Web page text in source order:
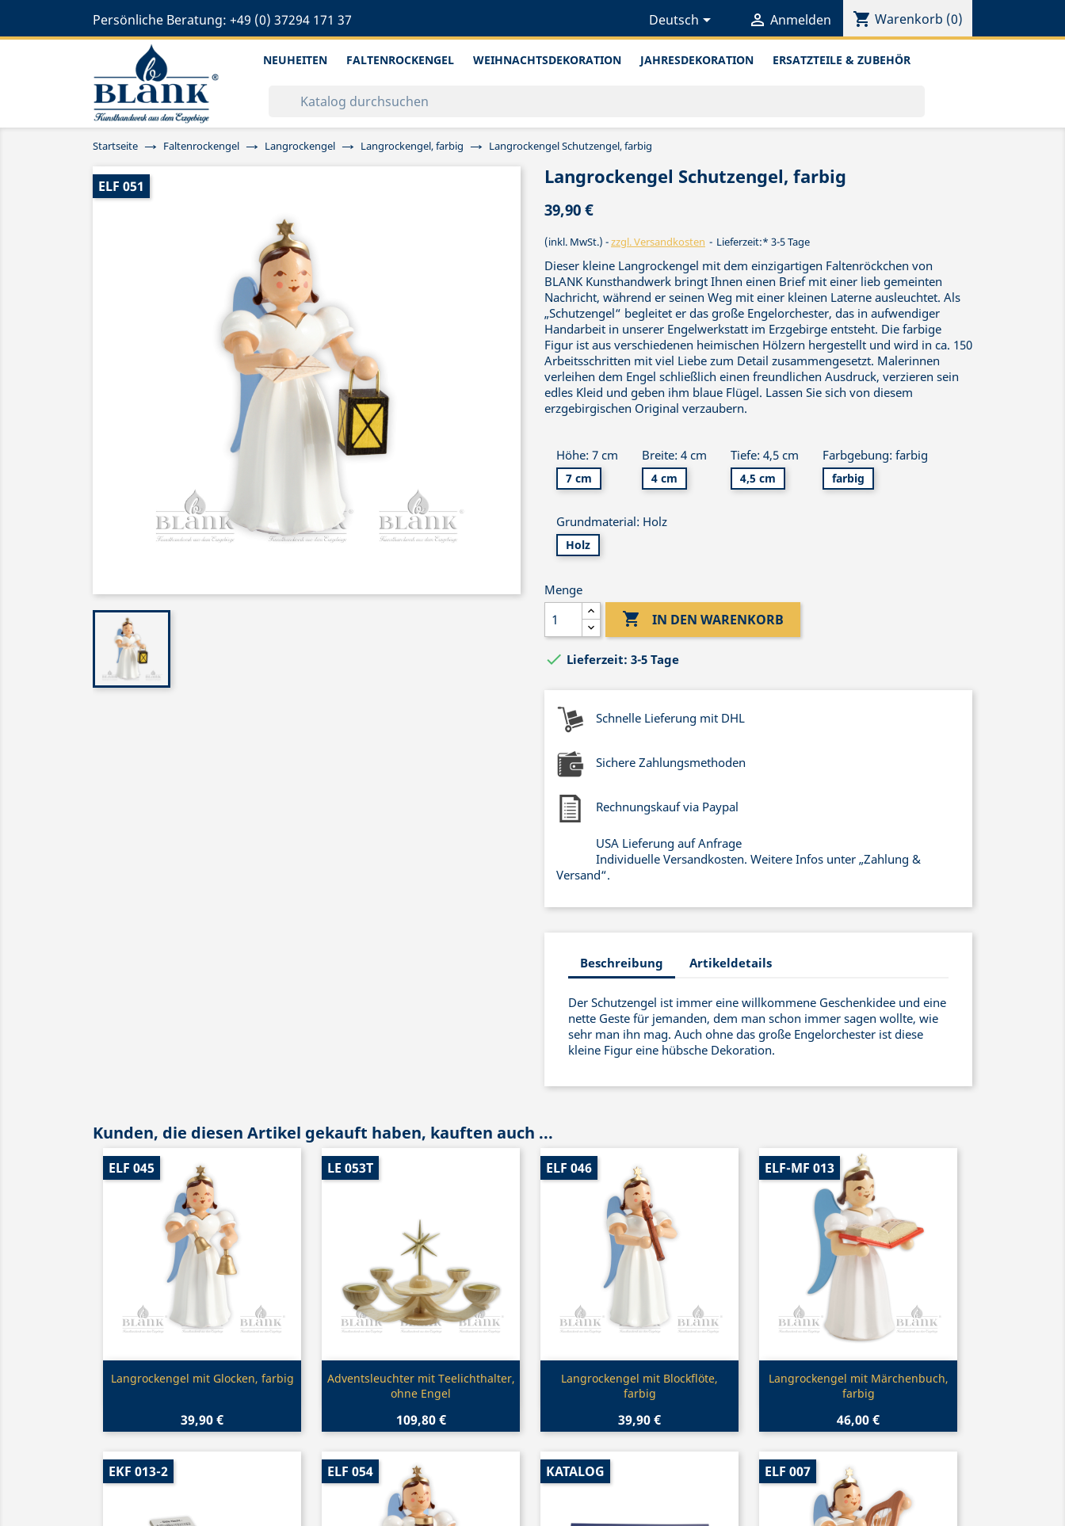
Persönliche Beratung: +49 (0) 37294 171 37 Deutsch  Anmelden shopping_cart Warenkorb (0)
NEUHEITEN FALTENROCKENGEL WEIHNACHTSDEKORATION JAHRESDEKORATION ERSATZTEILE & ZUBEHÖR
Startseite Faltenrockengel Langrockengel Langrockengel, farbig Langrockengel Schutzengel, farbig
ELF 051 Langrockengel Schutzengel, farbig
39,90 €
(inkl. MwSt.) zzgl. Versandkosten Lieferzeit:* 3-5 Tage
Dieser kleine Langrockengel mit dem einzigartigen Faltenröckchen von
BLANK Kunsthandwerk bringt Ihnen einen Brief mit einer lieb gemeinten
Nachricht, während er seinen Weg mit einer kleinen Laterne ausleuchtet. Als
„Schutzengel“ begleitet er das große Engelorchester, das in aufwendiger
Handarbeit in unserer Engelwerkstatt im Erzgebirge entsteht. Die farbige
Figur ist aus verschiedenen heimischen Hölzern hergestellt und wird in ca. 150
Arbeitsschritten mit viel Liebe zum Detail zusammengesetzt. Malerinnen
verleihen dem Engel schließlich einen freundlichen Ausdruck, verzieren sein
edles Kleid und geben ihm blaue Flügel. Lassen Sie sich von diesem
erzgebirgischen Original verzaubern.
Höhe: 7 cm
7 cm
Breite: 4 cm
4 cm
Tiefe: 4,5 cm
4,5 cm
Farbgebung: farbig
farbig
Grundmaterial: Holz
Holz
Menge
 IN DEN WARENKORB
 Lieferzeit: 3-5 Tage
Schnelle Lieferung mit DHL
Sichere Zahlungsmethoden
Rechnungskauf via Paypal
USA Lieferung auf Anfrage
Individuelle Versandkosten. Weitere Infos unter „Zahlung &
Versand“.
Beschreibung Artikeldetails
Der Schutzengel ist immer eine willkommene Geschenkidee und eine
nette Geste für jemanden, dem man schon immer sagen wollte, wie
sehr man ihn mag. Auch ohne das große Engelorchester ist diese
kleine Figur eine hübsche Dekoration.
Kunden, die diesen Artikel gekauft haben, kauften auch ...
Vorschau
Langrockengel mit Glocken, farbig
39,90 €
ELF 045
Vorschau
Adventsleuchter mit Teelichthalter,
ohne Engel
109,80 €
LE 053T
Vorschau
Langrockengel mit Blockflöte,
farbig
39,90 €
ELF 046
Vorschau
Langrockengel mit Märchenbuch,
farbig
46,00 €
ELF-MF 013
EKF 013-2 ELF 054 KATALOG ELF 007